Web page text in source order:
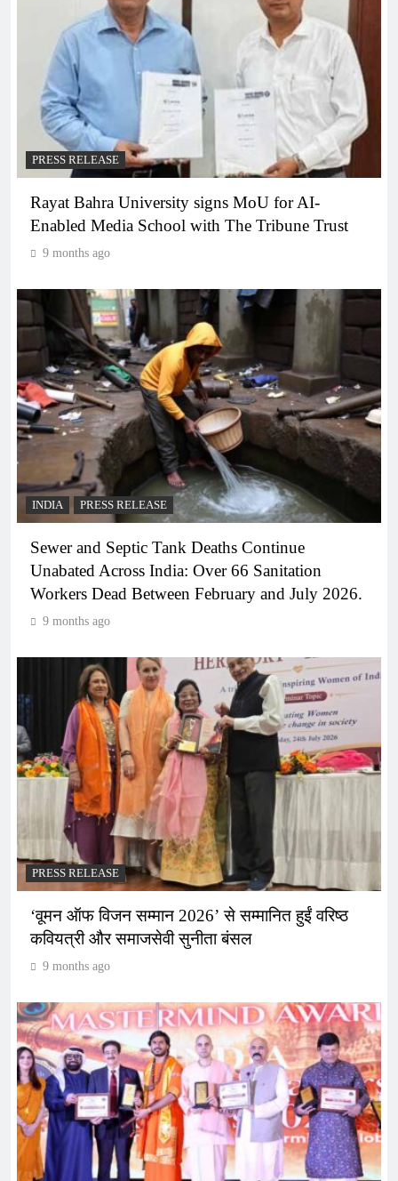
PRESS RELEASE
Rayat Bahra University signs MoU for AI-
Enabled Media School with The Tribune Trust
9 months ago
INDIA PRESS RELEASE
Sewer and Septic Tank Deaths Continue
Unabated Across India: Over 66 Sanitation
Workers Dead Between February and July 2026.
9 months ago
PRESS RELEASE
‘वूमन ऑफ विजन सम्मान 2026’ से सम्मानित हुईं वरिष्ठ
कवियत्री और समाजसेवी सुनीता बंसल
9 months ago